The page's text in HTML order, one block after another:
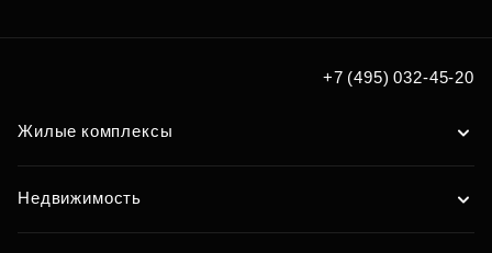
+7 (495) 032-45-20
Жилые комплексы
Недвижимость